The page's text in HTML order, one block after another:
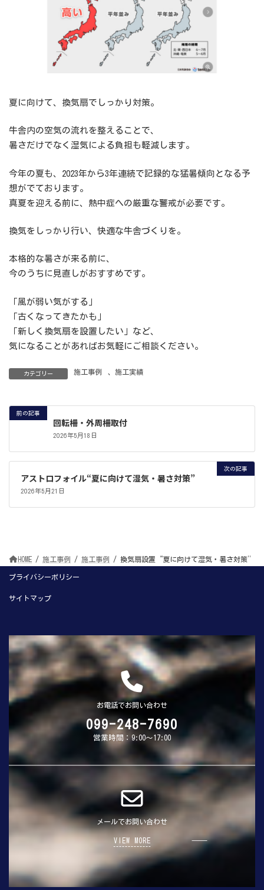
夏に向けて、換気扇でしっかり対策。
牛舎内の空気の流れを整えることで、
暑さだけでなく湿気による負担も軽減します。
今年の夏も、2023年から3年連続で記録的な猛暑傾向となる予
想がでております。
真夏を迎える前に、熱中症への厳重な警戒が必要です。
換気をしっかり行い、快適な牛舎づくりを。
本格的な暑さが来る前に、
今のうちに見直しがおすすめです。
「風が弱い気がする」
「古くなってきたかも」
「新しく換気扇を設置したい」など、
気になることがあればお気軽にご相談ください。
カテゴリー 施工事例 施工実績
前の記事
回転柵・外周柵取付
2026年5月18日
次の記事
アストロフォイル“夏に向けて湿気・暑さ対策”
2026年5月21日
HOME 施工事例 施工事例 換気扇設置“夏に向けて湿気・暑さ対策”
プライバシーポリシー
サイトマップ
お電話でお問い合わせ
099-248-7690
営業時間：9:00～17:00
メールでお問い合わせ
VIEW MORE